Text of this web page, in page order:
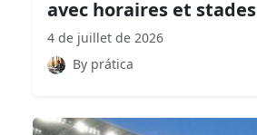
avec horaires et stades
4 de juillet de 2026
By prática